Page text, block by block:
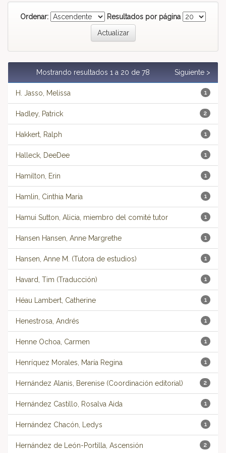
Ordenar: Resultados por página
Mostrando resultados 1 a 20 de 78 Siguiente >
H. Jasso, Melissa 1
Hadley, Patrick 2
Hakkert, Ralph 1
Halleck, DeeDee 1
Hamilton, Erin 1
Hamlin, Cinthia María 1
Hamui Sutton, Alicia, miembro del comité tutor 1
Hansen Hansen, Anne Margrethe 1
Hansen, Anne M. (Tutora de estudios) 1
Havard, Tim (Traducción) 1
Héau Lambert, Catherine 1
Henestrosa, Andrés 1
Henne Ochoa, Carmen 1
Henríquez Morales, María Regina 1
Hernández Alanis, Berenise (Coordinación editorial) 2
Hernández Castillo, Rosalva Aida 1
Hernández Chacón, Ledys 1
Hernández de León-Portilla, Ascensión 2